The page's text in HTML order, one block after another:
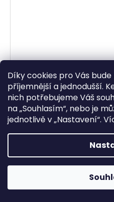
Díky cookies pro Vás
příjemnější a jednodušší.
nich potřebujeme Váš
na „Souhlasím“, nebo je
jednotlivě v „Nastavení“.